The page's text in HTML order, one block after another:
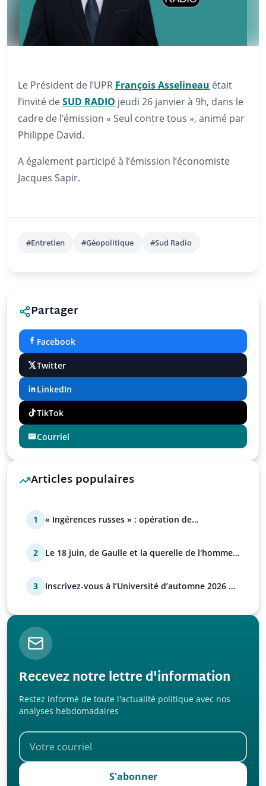
Le Président de l’UPR François Asselineau était
l’invité deSUD RADIO jeudi 26 janvier à 9h, dans le
cadre de l’émission « Seul contre tous », animé par
Philippe David.
A également participé à l’émission l’économiste
Jacques Sapir.
#Entretien #Géopolitique #Sud Radio
Partager
Facebook
Twitter
LinkedIn
TikTok
Courriel
Articles populaires
1
« Ingérences russes » : opération de
2
Le 18 juin, de Gaulle et la querelle de l'homme
3
Inscrivez-vous à l’Université d’automne 2026 de
Recevez notre lettre d'information
Restez informé de toute l'actualité politique avec nos
analyses hebdomadaires
S'abonner